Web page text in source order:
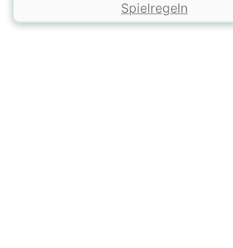
Spielregeln